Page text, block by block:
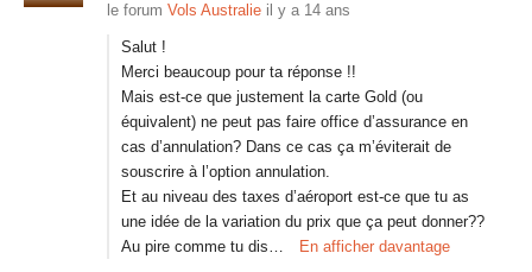
le forum Vols Australie il y a 14 ans
Salut !
Merci beaucoup pour ta réponse !!
Mais est-ce que justement la carte Gold (ou
équivalent) ne peut pas faire office d’assurance en
cas d’annulation? Dans ce cas ça m’éviterait de
souscrire à l’option annulation.
Et au niveau des taxes d’aéroport est-ce que tu as
une idée de la variation du prix que ça peut donner??
Au pire comme tu dis…
En afficher davantage